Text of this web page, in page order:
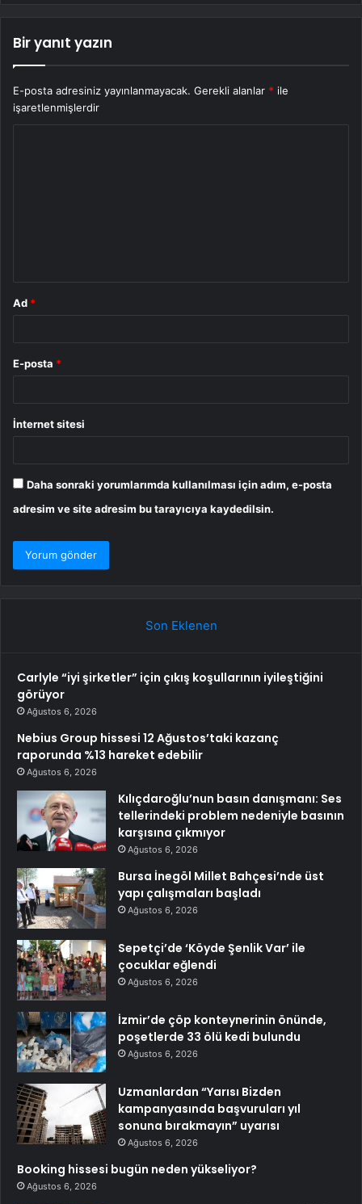
Bir yanıt yazın
E-posta adresiniz yayınlanmayacak. Gerekli alanlar * ile
işaretlenmişlerdir
Ad *
E-posta *
İnternet sitesi
Daha sonraki yorumlarımda kullanılması için adım, e-posta
adresim ve site adresim bu tarayıcıya kaydedilsin.
Son Eklenen
Carlyle “iyi şirketler” için çıkış koşullarının iyileştiğini
görüyor
Ağustos 6, 2026
Nebius Group hissesi 12 Ağustos’taki kazanç
raporunda %13 hareket edebilir
Ağustos 6, 2026
Kılıçdaroğlu’nun basın danışmanı: Ses
tellerindeki problem nedeniyle basının
karşısına çıkmıyor
Ağustos 6, 2026
Bursa İnegöl Millet Bahçesi’nde üst
yapı çalışmaları başladı
Ağustos 6, 2026
Sepetçi’de ‘Köyde Şenlik Var’ ile
çocuklar eğlendi
Ağustos 6, 2026
İzmir’de çöp konteynerinin önünde,
poşetlerde 33 ölü kedi bulundu
Ağustos 6, 2026
Uzmanlardan “Yarısı Bizden
kampanyasında başvuruları yıl
sonuna bırakmayın” uyarısı
Ağustos 6, 2026
Booking hissesi bugün neden yükseliyor?
Ağustos 6, 2026